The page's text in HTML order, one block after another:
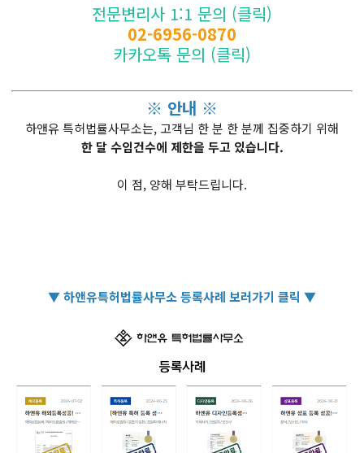
전문변리사 1:1 문의 (클릭)
02-6956-0870
카카오톡 문의 (클릭)
※ 안내 ※
하앤유 특허법률사무소는, 고객님 한 분 한 분께 집중하기 위해
한 달 수임건수에 제한을 두고 있습니다.
이 점, 양해 부탁드립니다.
▼ 하앤유특허법률사무소 등록사례 보러가기 클릭 ▼